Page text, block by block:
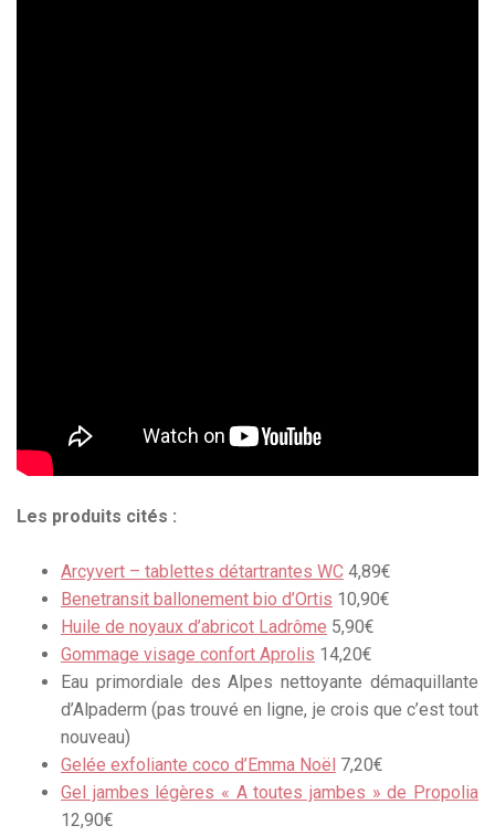
Les produits cités :
Arcyvert – tablettes détartrantes WC 4,89€
Benetransit ballonement bio d’Ortis 10,90€
Huile de noyaux d’abricot Ladrôme 5,90€
Gommage visage confort Aprolis 14,20€
Eau primordiale des Alpes nettoyante démaquillante
d’Alpaderm (pas trouvé en ligne, je crois que c’est tout
nouveau)
Gelée exfoliante coco d’Emma Noël 7,20€
Gel jambes légères « A toutes jambes » de Propolia
12,90€